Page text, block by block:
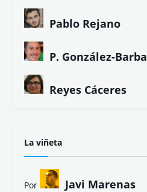
Pablo Rejano
P. González-Barba
Reyes Cáceres
La viñeta
Por Javi Marenas